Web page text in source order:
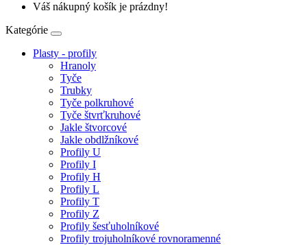
Váš nákupný košík je prázdny!
Kategórie
Plasty - profily
Hranoly
Tyče
Trubky
Tyče polkruhové
Tyče štvrťkruhové
Jakle štvorcové
Jakle obdlžníkové
Profily U
Profily I
Profily H
Profily L
Profily T
Profily Z
Profily šesťuholníkové
Profily trojuholníkové rovnoramenné